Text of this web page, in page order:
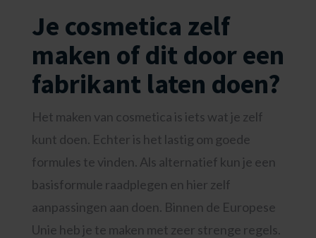
Je cosmetica zelf
maken of dit door een
fabrikant laten doen?
Het maken van cosmetica is iets wat je zelf
kunt doen. Echter is het lastig om goede
formules te vinden. Als alternatief kun je een
basisformule raadplegen en hier zelf
aanpassingen aan doen. Binnen de Europese
Unie heb je te maken met zeer strenge regels.